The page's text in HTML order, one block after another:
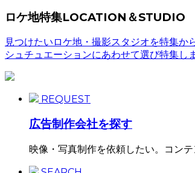
ロケ地特集LOCATION＆STUDIO
見つけたいロケ地・撮影スタジオを特集か
シュチュエーションにあわせて選び特集し
REQUEST
広告制作会社を探す
映像・写真制作を依頼したい。コン